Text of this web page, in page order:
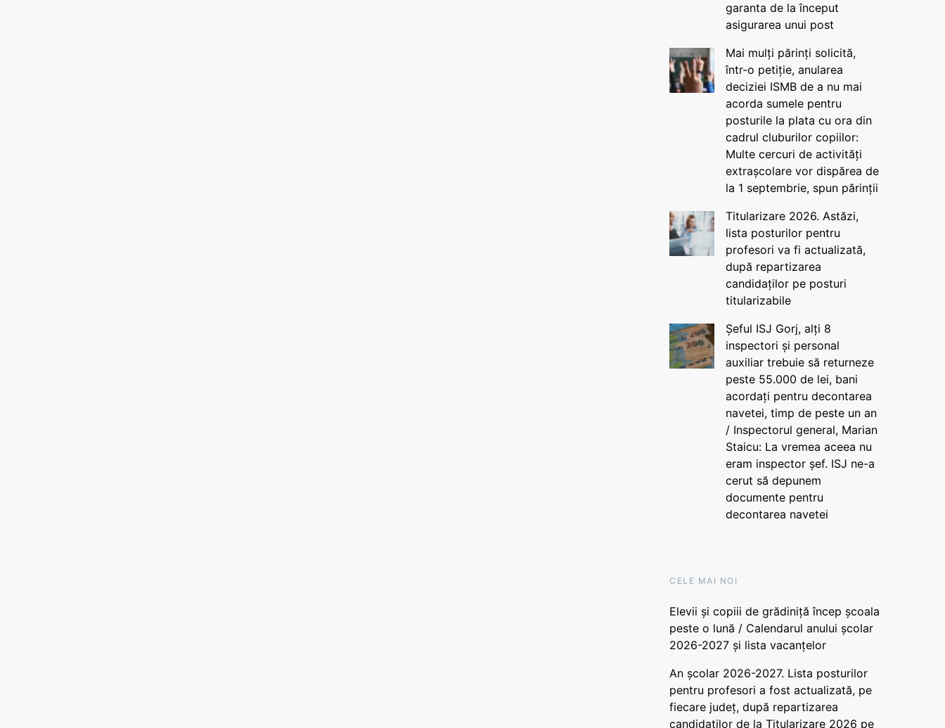
garanta de la început
asigurarea unui post
Mai mulți părinți solicită,
într-o petiție, anularea
deciziei ISMB de a nu mai
acorda sumele pentru
posturile la plata cu ora din
cadrul cluburilor copiilor:
Multe cercuri de activități
extrașcolare vor dispărea de
la 1 septembrie, spun părinții
Titularizare 2026. Astăzi,
lista posturilor pentru
profesori va fi actualizată,
după repartizarea
candidaților pe posturi
titularizabile
Șeful ISJ Gorj, alți 8
inspectori și personal
auxiliar trebuie să returneze
peste 55.000 de lei, bani
acordați pentru decontarea
navetei, timp de peste un an
/ Inspectorul general, Marian
Staicu: La vremea aceea nu
eram inspector șef. ISJ ne-a
cerut să depunem
documente pentru
decontarea navetei
CELE MAI NOI
Elevii și copiii de grădiniță încep școala
peste o lună / Calendarul anului școlar
2026-2027 și lista vacanțelor
An școlar 2026-2027. Lista posturilor
pentru profesori a fost actualizată, pe
fiecare județ, după repartizarea
candidaților de la Titularizare 2026 pe